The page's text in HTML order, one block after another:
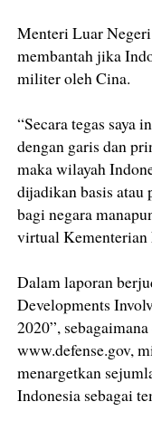
Menteri Luar
membantah jika
militer oleh Cina.
“Secara tegas saya
dengan garis dan
maka wilayah
dijadikan basis
bagi negara
virtual Kementerian
Dalam laporan
Developments
2020”,
www.defense.gov,
menargetkan
Indonesia sebagai